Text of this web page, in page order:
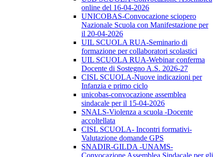
online del 16-04-2026
UNICOBAS-Convocazione sciopero
Nazionale Scuola con Manifestazione per
il 20-04-2026
UIL SCUOLA RUA-Seminario di
formazione per collaboratori scolastici
UIL SCUOLA RUA-Webinar conferma
Docente di Sostegno A.S. 2026-27
CISL SCUOLA-Nuove indicazioni per
Infanzia e primo ciclo
unicobas-convocazione assemblea
sindacale per il 15-04-2026
SNALS-Violenza a scuola -Docente
accoltellata
CISL SCUOLA- Incontri formativi-
Valutazione domande GPS
SNADIR-GILDA -UNAMS-